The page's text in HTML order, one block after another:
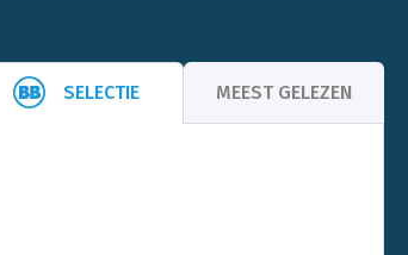
SELECTIE MEEST GELEZEN